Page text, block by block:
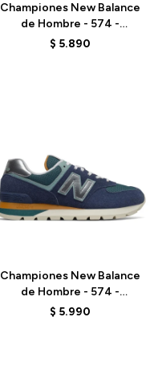
Championes New Balance
de Hombre - 574 -
ML574DBH - BLACK
$ 5.890
Championes New Balance
de Hombre - 574 -
ML574DHL - NAVY
$ 5.990